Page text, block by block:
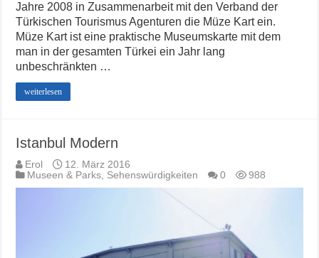
Jahre 2008 in Zusammenarbeit mit den Verband der
Türkischen Tourismus Agenturen die Müze Kart ein.
Müze Kart ist eine praktische Museumskarte mit dem
man in der gesamten Türkei ein Jahr lang
unbeschränkten …
weiterlesen
Istanbul Modern
Erol
12. März 2016
Museen & Parks, Sehenswürdigkeiten 0 988